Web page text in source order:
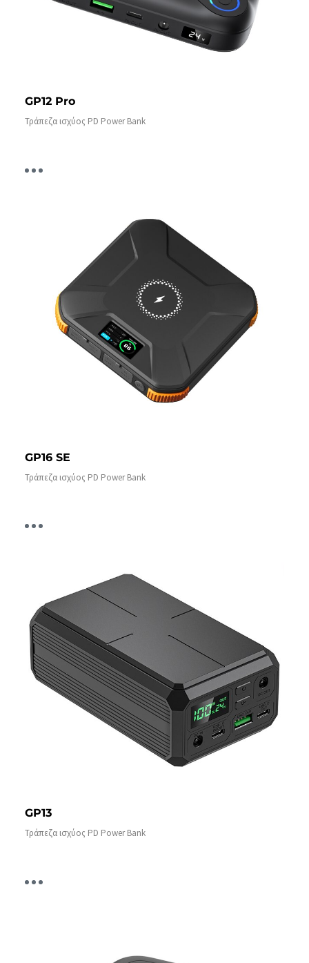
GP12 Pro
Τράπεζα ισχύος PD Power Bank
GP16 SE
Τράπεζα ισχύος PD Power Bank
GP13
Τράπεζα ισχύος PD Power Bank